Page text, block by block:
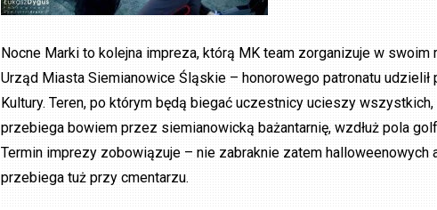
Nocne Marki to kolejna impreza, którą MK team zorganizuje w
Urząd Miasta Siemianowice Śląskie – honorowego patronatu udzielił
Kultury. Teren, po którym będą biegać uczestnicy ucieszy
przebiega bowiem przez siemianowicką bażantarnię, wzdłuż pola
Termin imprezy zobowiązuje – nie zabraknie zatem
przebiega tuż przy cmentarzu.